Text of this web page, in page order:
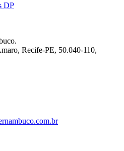
DP
Recife-PE, 50.040-110,